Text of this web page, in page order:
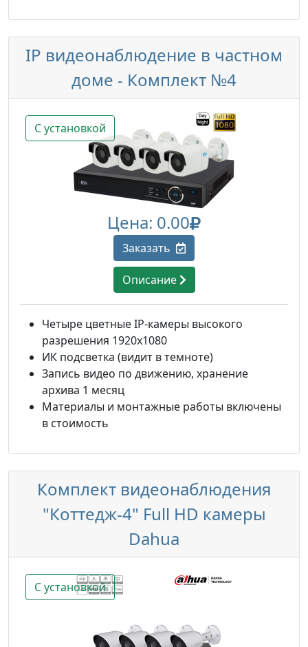
IP видеонаблюдение в частном
доме - Комплект №4
С установкой
Цена: 0.00
Заказать
Описание
Четыре цветные IP-камеры высокого
разрешения 1920х1080
ИК подсветка (видит в темноте)
Запись видео по движению, хранение
архива 1 месяц
Материалы и монтажные работы включены
в стоимость
Комплект видеонаблюдения
"Коттедж-4" Full HD камеры
Dahua
С установкой